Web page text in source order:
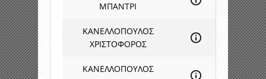
ΜΠΑΝΤΡΙ
ΚΑΝΕΛΛΟΠΟΥΛΟΣ
ΧΡΙΣΤΟΦΟΡΟΣ
ΚΑΝΕΛΛΟΠΟΥΛΟΣ